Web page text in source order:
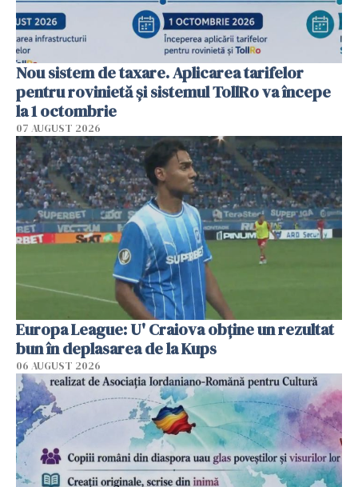
Nou sistem de taxare. Aplicarea tarifelor
pentru rovinietă şi sistemul TollRo va începe
la 1 octombrie
07 AUGUST 2026
Europa League: U' Craiova obține un rezultat
bun în deplasarea de la Kups
06 AUGUST 2026